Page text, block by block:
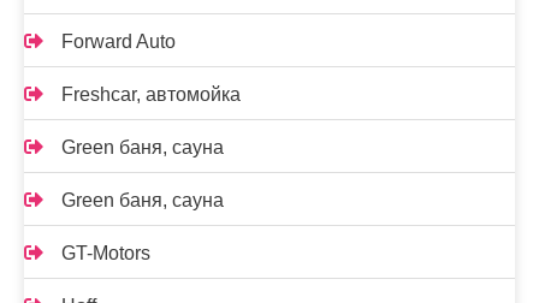
Forward Auto
Freshcar, автомойка
Green баня, сауна
Green баня, сауна
GT-Motors